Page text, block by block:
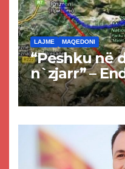
LAJME MAQEDONI
“Peshku në
n`zjarr” –
projekti i
Tetovës nis